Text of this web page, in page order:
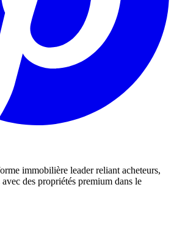
immobilière leader reliant acheteurs,
des propriétés premium dans le